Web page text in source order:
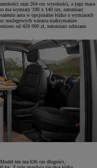
oraz 264 cm wysokości, a jego masa
ma wymiary 190 x 140 cm, natomiast
auta w opcjonalne łóżko o wymiarach
noclegowych wzrasta maksymalnie
od 459 900 zł, natomiast odmiana
ten ma 636 cm długości,